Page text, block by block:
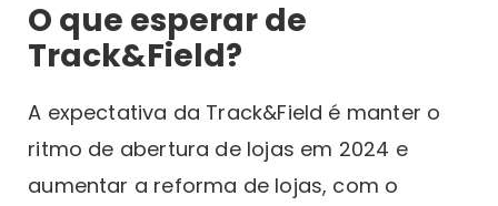
O que esperar de
Track&Field?
A expectativa da Track&Field é manter o
ritmo de abertura de lojas em 2024 e
aumentar a reforma de lojas, com o